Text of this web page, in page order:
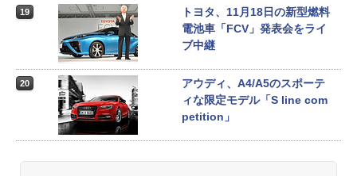
19
トヨタ、11月18日の新型燃料
電池車「FCV」発表会をライ
ブ中継
20
アウディ、A4/A5のスポーテ
ィな限定モデル「S line com
petition」